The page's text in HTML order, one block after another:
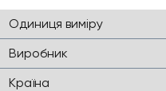
Одиниця виміру
Виробник
Країна